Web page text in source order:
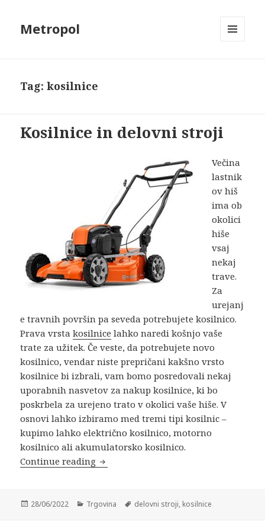
Metropol
Tag:kosilnice
Kosilnice in delovni stroji
Večina
lastnik
ov hiš
ima ob
okolici
hiše
vsaj
nekaj
trave.
Za
urejanj
e travnih površin pa seveda potrebujete kosilnico.
Prava vrstakosilnice lahko naredi košnjo vaše
trate za užitek. Če veste, da potrebujete novo
kosilnico, vendar niste prepričani kakšno vrsto
kosilnice bi izbrali, vam bomo posredovali nekaj
uporabnih nasvetov za nakup kosilnice, ki bo
poskrbela za urejeno trato v okolici vaše hiše. V
osnovi lahko izbiramo med tremi tipi kosilnic –
kupimo lahko električno kosilnico, motorno
kosilnico ali akumulatorsko kosilnico.
Continue reading Kosilnice in delovni stroji
Posted
28/06/2022 Categories
Trgovina Tags
delovni stroji, kosilnice